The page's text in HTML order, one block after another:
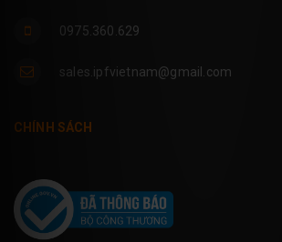
0975.360.629
sales.ipfvietnam@gmail.com
CHÍNH SÁCH